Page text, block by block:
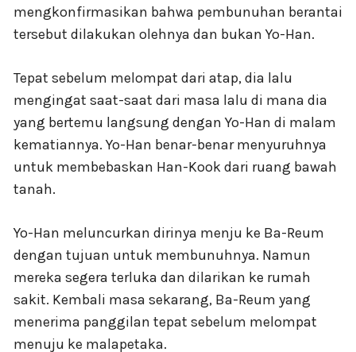
mengkonfirmasikan bahwa pembunuhan berantai
tersebut dilakukan olehnya dan bukan Yo-Han.
Tepat sebelum melompat dari atap, dia lalu
mengingat saat-saat dari masa lalu di mana dia
yang bertemu langsung dengan Yo-Han di malam
kematiannya. Yo-Han benar-benar menyuruhnya
untuk membebaskan Han-Kook dari ruang bawah
tanah.
Yo-Han meluncurkan dirinya menju ke Ba-Reum
dengan tujuan untuk membunuhnya. Namun
mereka segera terluka dan dilarikan ke rumah
sakit. Kembali masa sekarang, Ba-Reum yang
menerima panggilan tepat sebelum melompat
menuju ke malapetaka.